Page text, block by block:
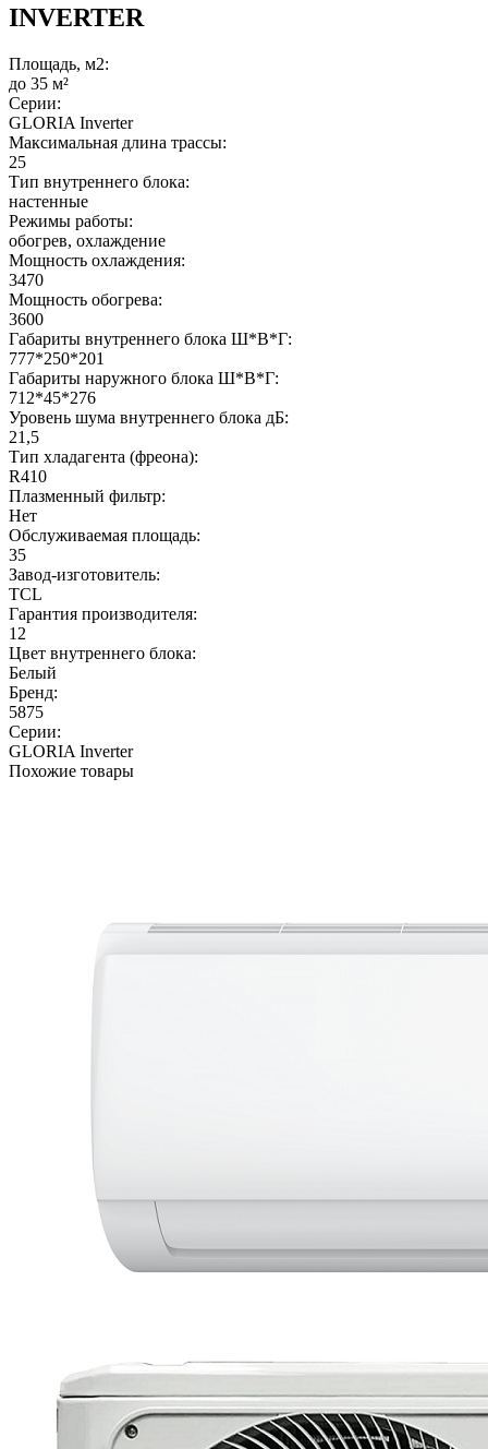
INVERTER
Площадь, м2:
до 35 м²
Серии:
GLORIA Inverter
Максимальная длина трассы:
25
Тип внутреннего блока:
настенные
Режимы работы:
обогрев, охлаждение
Мощность охлаждения:
3470
Мощность обогрева:
3600
Габариты внутреннего блока Ш*В*Г:
777*250*201
Габариты наружного блока Ш*В*Г:
712*45*276
Уровень шума внутреннего блока дБ:
21,5
Тип хладагента (фреона):
R410
Плазменный фильтр:
Нет
Обслуживаемая площадь:
35
Завод-изготовитель:
TCL
Гарантия производителя:
12
Цвет внутреннего блока:
Белый
Бренд:
5875
Серии:
GLORIA Inverter
Похожие товары